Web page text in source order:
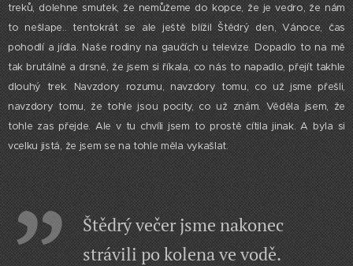
treků, dolehne smutek, že nemůžeme do kopce, že je vedro, že nám
to nešlape.. tentokrát se ale ještě blížil Štědrý den, Vánoce, čas
pohodlí a jídla. Naše rodiny na gaučích u televize. Dopadlo to na mě
tak brutálně a drsně, že jsem si říkala, co nás to napadlo, přejít takhle
dlouhý trek. Navzdory rozumu, navzdory tomu, co už jsme přešli,
navzdory tomu, že tohle jsou pocity, co už znám. Věděla jsem, že
tohle zas přejde. Ale v tu chvíli jsem to prostě cítila jinak. A byla si
vcelku jistá, že jsem se na tohle měla vykašlat.
Štědrý večer jsme nakonec
strávili po kolena ve vodě.